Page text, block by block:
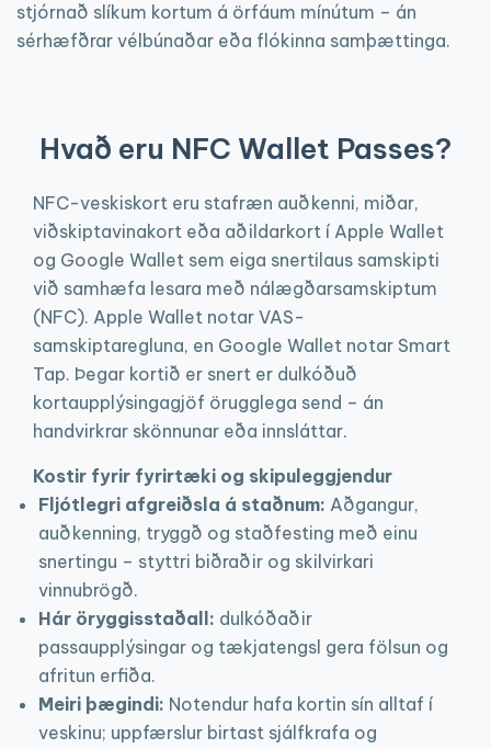
stjórnað slíkum kortum á örfáum mínútum – án
sérhæfðrar vélbúnaðar eða flókinna samþættinga.
Hvað eru NFC Wallet Passes?
NFC-veskiskort eru stafræn auðkenni, miðar,
viðskiptavinakort eða aðildarkort í Apple Wallet
og Google Wallet sem eiga snertilaus samskipti
við samhæfa lesara með nálægðarsamskiptum
(NFC). Apple Wallet notar VAS-
samskiptaregluna, en Google Wallet notar Smart
Tap. Þegar kortið er snert er dulkóðuð
kortaupplýsingagjöf örugglega send – án
handvirkrar skönnunar eða innsláttar.
Kostir fyrir fyrirtæki og skipuleggjendur
Fljótlegri afgreiðsla á staðnum: Aðgangur,
auðkenning, tryggð og staðfesting með einu
snertingu – styttri biðraðir og skilvirkari
vinnubrögð.
Hár öryggisstaðall: dulkóðaðir
passaupplýsingar og tækjatengsl gera fölsun og
afritun erfiða.
Meiri þægindi: Notendur hafa kortin sín alltaf í
veskinu; uppfærslur birtast sjálfkrafa og